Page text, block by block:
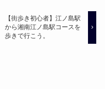
【街歩き初心者】江ノ島駅
から湘南江ノ島駅コースを
歩きで行こう。